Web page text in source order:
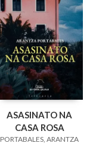
ASASINATO NA
CASA ROSA
PORTABALES, ARANTZA